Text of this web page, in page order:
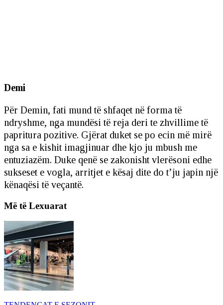
Demi
Për Demin, fati mund të shfaqet në forma të
ndryshme, nga mundësi të reja deri te zhvillime të
papritura pozitive. Gjërat duket se po ecin më mirë
nga sa e kishit imagjinuar dhe kjo ju mbush me
entuziazëm. Duke qenë se zakonisht vlerësoni edhe
sukseset e vogla, arritjet e kësaj dite do t’ju japin një
kënaqësi të veçantë.
Më të Lexuarat